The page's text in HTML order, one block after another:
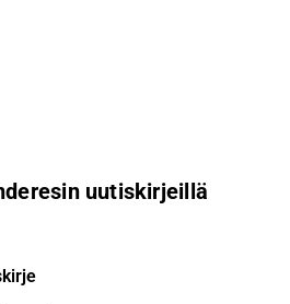
uutiskirjeillä